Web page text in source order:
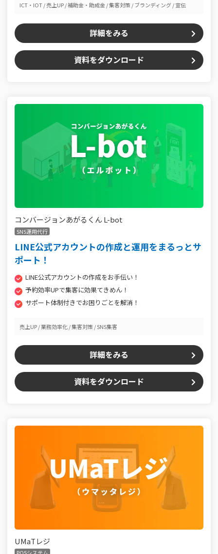
ICT・IOT 売上UP 補助金・助成金 集客対策 ブランディング 宣伝
詳細をみる
資料をダウンロード
コンバージョンあがるくん L-bot
SNS運用代行
LINE公式アカウントの作成と運用をまるっとサ
ポート！
LINE公式アカウントの作成をお手伝い！
予約効率UPで集客に効果てきめん！
サポート体制付きでお困りごとを解消！
売上UP 業務効率化 集客対策 SNS集客
詳細をみる
資料をダウンロード
UMaTレジ